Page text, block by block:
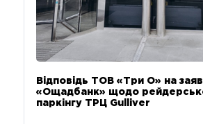
Відповідь ТОВ «Три О» на
«Ощадбанк» щодо
паркінгу ТРЦ Gulliver